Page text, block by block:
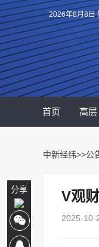
分享
2026年8月8日
首页 高层
中新经纬>>公
V观
2025-10-